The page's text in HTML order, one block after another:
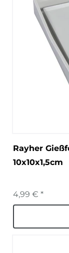
Rayher
10x10x1,5cm
4,99 € *